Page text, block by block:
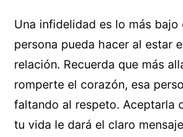
Una infidelidad es lo más bajo
persona pueda hacer al estar
relación. Recuerda que más
romperte el corazón, esa
faltando al respeto. Aceptarla
tu vida le dará el claro